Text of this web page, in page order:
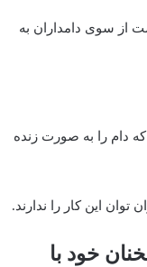
از سوی دامداران به
دام را به صورت زنده
توان این کار را ندارند.
خود با